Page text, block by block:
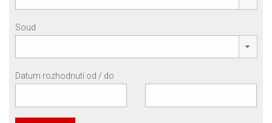
Soud
Datum rozhodnutí od / do